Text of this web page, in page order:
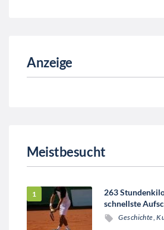
Anzeige
Meistbesucht
263
schnellste
Geschichte,